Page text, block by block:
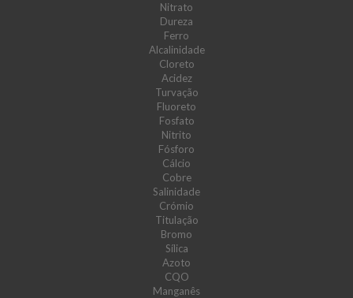
Nitrato
Dureza
Ferro
Alcalinidade
Cloreto
Acidez
Turvação
Fluoreto
Fosfato
Nitrito
Fósforo
Cálcio
Cobre
Salinidade
Crómio
Titulação
Bromo
Sílica
Azoto
CQO
Manganês